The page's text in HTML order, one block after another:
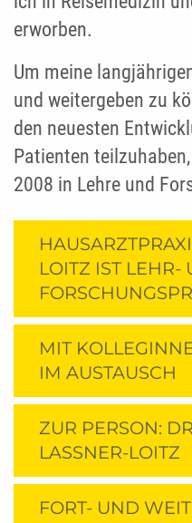
erworben.
Um meine
und weitergeben zu
den neuesten
Patienten
2008 in Lehre und
LOITZ IST LEHR-
MIT
IM AUSTAUSCH
ZUR PERSON:
LASSNER-LOITZ
FORT- UND